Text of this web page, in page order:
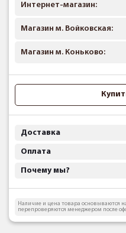
Интернет-магазин:
Магазин м. Войковская:
Магазин м. Коньково:
Доставка
Оплата
Почему мы?
Наличие и цена товара основываются
перепроверяются менеджером после